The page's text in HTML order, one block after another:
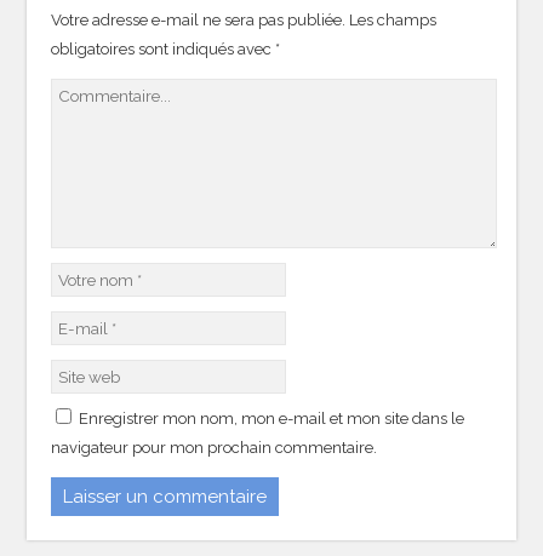
Votre adresse e-mail ne sera pas publiée. Les champs
obligatoires sont indiqués avec *
Enregistrer mon nom, mon e-mail et mon site dans le
navigateur pour mon prochain commentaire.